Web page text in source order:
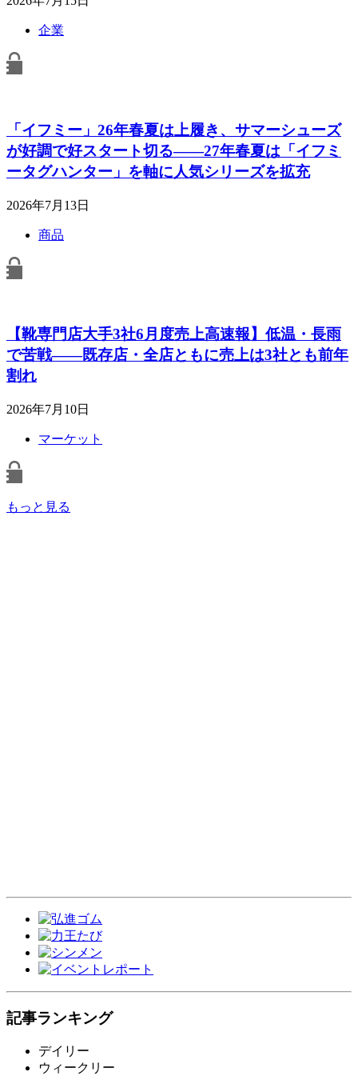
企業
「イフミー」26年春夏は上履き、サマーシューズ
が好調で好スタート切る――27年春夏は「イフミ
ータグハンター」を軸に人気シリーズを拡充
2026年7月13日
商品
【靴専門店大手3社6月度売上高速報】低温・長雨
で苦戦――既存店・全店ともに売上は3社とも前年
割れ
2026年7月10日
マーケット
もっと見る
記事ランキング
デイリー
ウィークリー